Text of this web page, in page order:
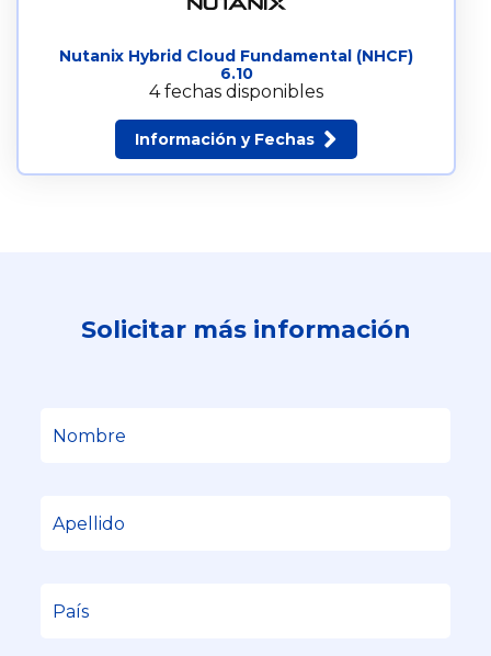
Nutanix Hybrid Cloud Fundamental (NHCF)
6.10
4 fechas disponibles
Información y Fechas
Solicitar más información